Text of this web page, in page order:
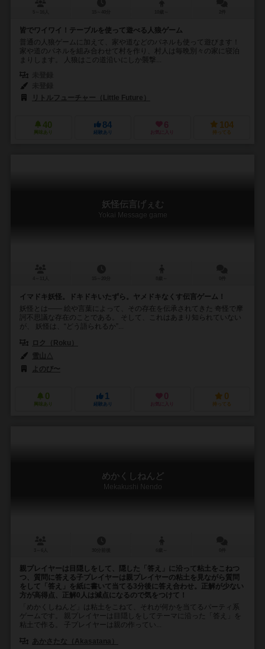
皆でワイワイ！テーブルを使って遊べる人狼ゲーム
普通の人狼ゲームに加えて、家や道などのパネルも使って遊びます！
家や道のパネルを組み合わせて村を作り、村人は毎晩別々の家に寝泊
まりします。 人狼はこの道沿いにしか襲撃...
リトルフューチャー（Little Future）
40
興味あり
84
経験あり
6
お気に入り
104
持ってる
妖怪伝言げぇむ
Yokai Message game
イマドキ妖怪。ドキドキいたずら。ヤメドキなくす伝言ゲーム！
妖怪とは―― 絵や言葉によって、その存在を伝承されてきた 奇怪で摩
訶不思議な存在のことである。 そして、これはあまり知られていない
が、 妖怪は、“どう語られるか”...
ロク（Roku）
雪山△
よのび〜
0
興味あり
1
経験あり
0
お気に入り
0
持ってる
めかくしねんど
Mekakushi Nendo
親プレイヤーは目隠しをして、隠した「答え」に沿って粘土をこねつ
つ、質問に答える子プレイヤーは親プレイヤーの粘土を見ながら質問
をして「答え」を紙に書いて当てる3分後に答え合わせ。正解が少ない
方が高得点、正解0人は減点になるので気をつけて！
「めかくしねんど」は粘土をこねて、それが何かを当てるパーティ系
ゲームです。 親プレイヤーは目隠しをしてテーマに沿った「答え」を
粘土で作る。 子プレイヤーは親の作ってい...
あかさたな（Akasatana）